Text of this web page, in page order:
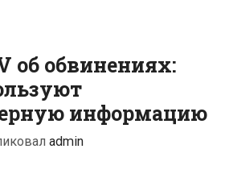
об обвинениях:
информацию
admin